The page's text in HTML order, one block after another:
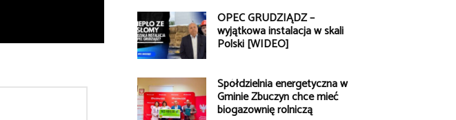
OPEC GRUDZIĄDZ –
wyjątkowa instalacja w skali
Polski [WIDEO]
Spółdzielnia energetyczna w
Gminie Zbuczyn chce mieć
biogazownię rolniczą